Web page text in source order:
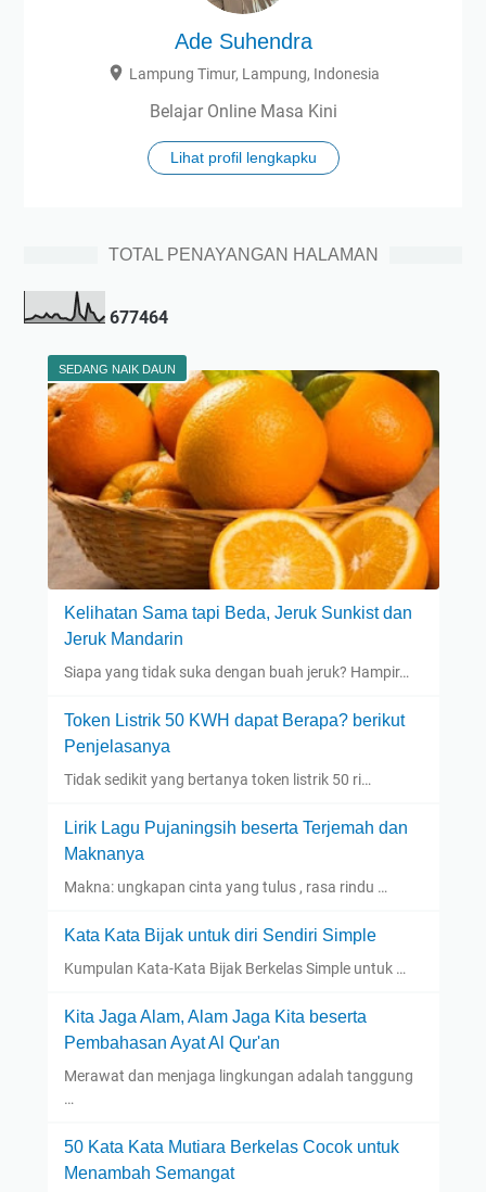
Ade Suhendra
Lampung Timur, Lampung, Indonesia
Belajar Online Masa Kini
Lihat profil lengkapku
TOTAL PENAYANGAN HALAMAN
677464
SEDANG NAIK DAUN
Kelihatan Sama tapi Beda, Jeruk Sunkist dan
Jeruk Mandarin
Siapa yang tidak suka dengan buah jeruk? Hampir…
Token Listrik 50 KWH dapat Berapa? berikut
Penjelasanya
Tidak sedikit yang bertanya token listrik 50 ri…
Lirik Lagu Pujaningsih beserta Terjemah dan
Maknanya
Makna: ungkapan cinta yang tulus , rasa rindu …
Kata Kata Bijak untuk diri Sendiri Simple
Kumpulan Kata-Kata Bijak Berkelas Simple untuk …
Kita Jaga Alam, Alam Jaga Kita beserta
Pembahasan Ayat Al Qur'an
Merawat dan menjaga lingkungan adalah tanggung
…
50 Kata Kata Mutiara Berkelas Cocok untuk
Menambah Semangat